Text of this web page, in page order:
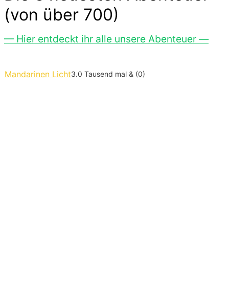
(von über 700)
— Hier entdeckt ihr alle unsere Abenteuer —
Mandarinen Licht3.0 Tausend mal & (0)